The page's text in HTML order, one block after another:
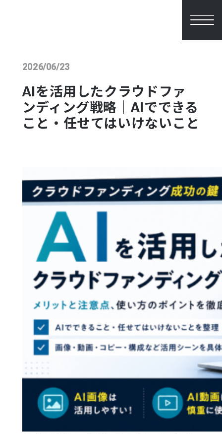
2026/06/23
AIを活用したクラウドファ
ンディング戦略｜AIでできる
こと・任せてはいけないこと